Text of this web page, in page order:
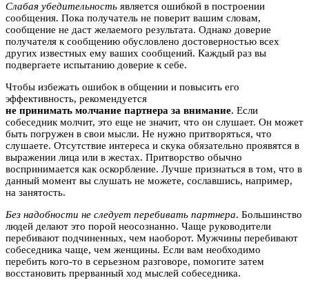
Слабая убедительность является ошибкой в построении
сообщения. Пока получатель не поверит вашим словам,
сообщение не даст желаемого результата. Однако доверие
получателя к сообщению обусловлено достоверностью всех
других известных ему ваших сообщений. Каждый раз вы
подвергаете испытанию доверие к себе.
Чтобы избежать ошибок в общении и повысить его
эффективность, рекомендуется
не принимать молчание партнера за внимание. Если
собеседник молчит, это еще не значит, что он слушает. Он может
быть погружен в свои мысли. Не нужно притворяться, что
слушаете. Отсутствие интереса и скука обязательно проявятся в
выражении лица или в жестах. Притворство обычно
воспринимается как оскорбление. Лучше признаться в том, что в
данный момент вы слушать не можете, сославшись, например,
на занятость.
Без надобности не следует перебивать партнера. Большинство
людей делают это порой неосознанно. Чаще руководители
перебивают подчиненных, чем наоборот. Мужчины перебивают
собеседника чаще, чем женщины. Если вам необходимо
перебить кого-то в серьезном разговоре, помогите затем
восстановить прерванный ход мыслей собеседника.